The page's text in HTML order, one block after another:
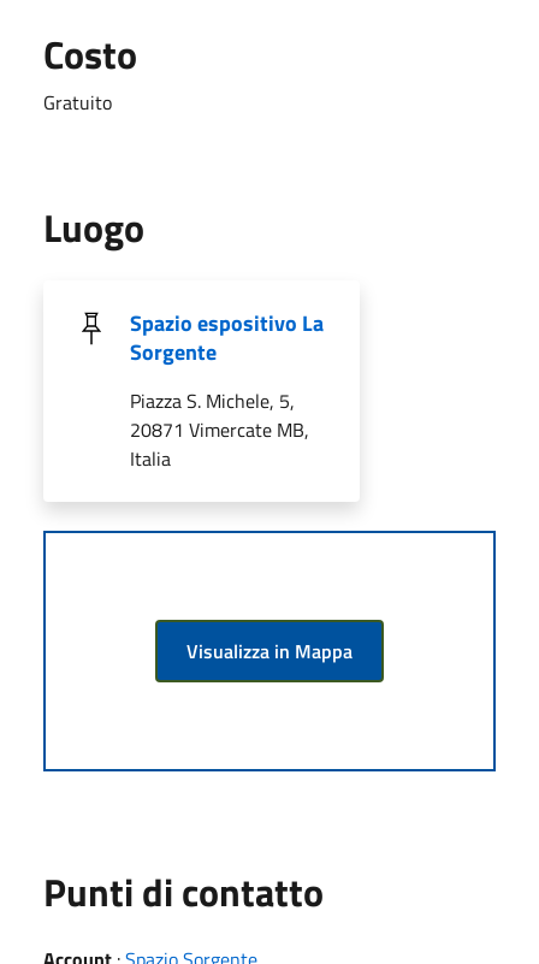
Costo
Gratuito
Luogo
Spazio espositivo La
Sorgente
Piazza S. Michele, 5,
20871 Vimercate MB,
Italia
Visualizza in Mappa
Punti di contatto